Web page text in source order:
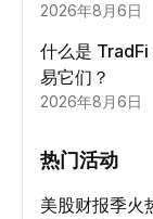
2026年8月6日
什么是
易它们？
2026年8月6日
热门活动
美股财报季火